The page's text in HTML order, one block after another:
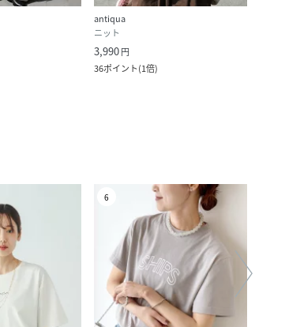
antiqua
ニット
3,990円
36ポイント(1倍)
6